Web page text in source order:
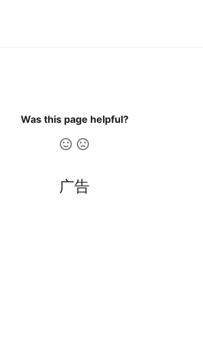
Was this page helpful?
广告